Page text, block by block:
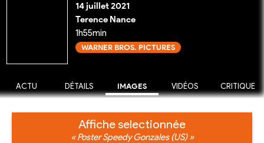
14 juillet 2021
Terence Nance
1h55min
WARNER BROS. PICTURES
ACTU DÉTAILS IMAGES VIDÉOS CRITIQUE
Affiche selectionnée
« Poster Speedy Gonzales (US) »